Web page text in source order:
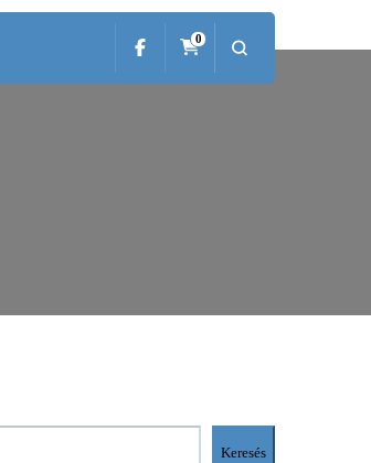
0
Keresés